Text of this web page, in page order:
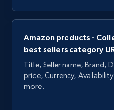
Amazon products -
best sellers category
Title, Seller name, Brand,
price, Currency,
more.